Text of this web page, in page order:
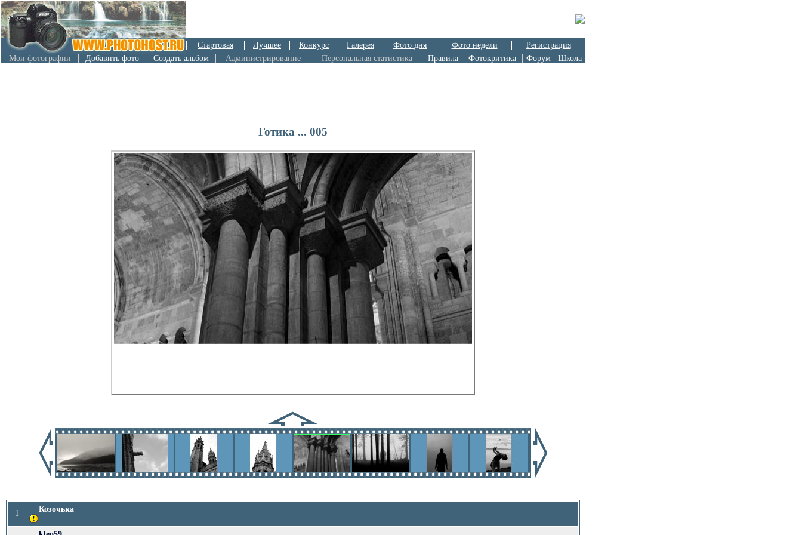
Стартовая Лучшее Конкурс Галерея Фото дня Фото недели
Регистрация
Мои фотографии
Добавить фото Создать альбом Администрирование Персональная статистика Правила Фотокритика Форум Школа
Готика ... 005
1 Козочька